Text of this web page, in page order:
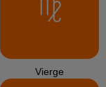
Vierge